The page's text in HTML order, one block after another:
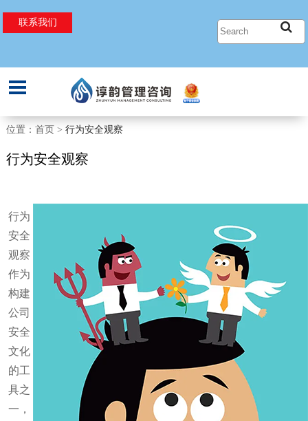
联系我们
过程安全管理
SIL定级和验证
安全要求规格书(SRS)
定量风险评估
关键任务分析
PSM体系建立和管理文件设计
PSM审核
OBRA以及厂址选择
过程安全工程
粉尘爆炸
点火源评估
压力泄放设计
静电危害分析
化学反应危害分析
流程模拟和优化
EHS管理
机械安全评估
能源管理
EHS合规性审核
电器安全
行为安全观察
实验室安全管理
EHS以及过程安全培训
位置：首页 > 行为安全观察
行为安全观察
行为
安全
观察
作为
构建
公司
安全
文化
的工
具之
一，